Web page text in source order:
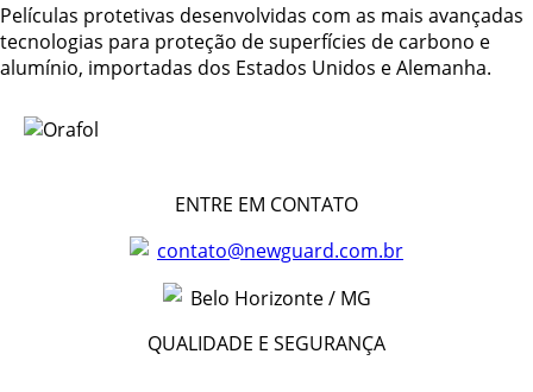
Películas protetivas desenvolvidas com as mais avançadas
tecnologias para proteção de superfícies de carbono e
alumínio, importadas dos Estados Unidos e Alemanha.
ENTRE EM CONTATO
contato@newguard.com.br
Belo Horizonte / MG
QUALIDADE E SEGURANÇA